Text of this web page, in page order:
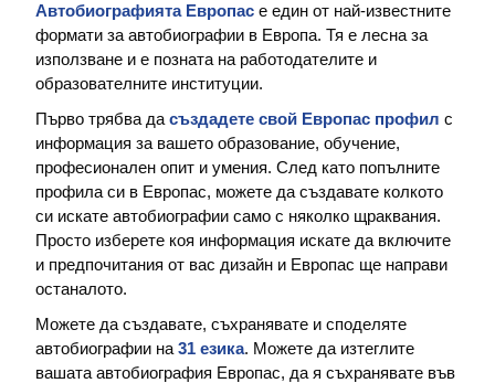
Автобиографията Европас е един от най-известните
формати за автобиографии в Европа. Тя е лесна за
използване и е позната на работодателите и
образователните институции.
Първо трябва да създадете свой Европас профил с
информация за вашето образование, обучение,
професионален опит и умения. След като попълните
профила си в Европас, можете да създавате колкото
си искате автобиографии само с няколко щраквания.
Просто изберете коя информация искате да включите
и предпочитания от вас дизайн и Европас ще направи
останалото.
Можете да създавате, съхранявате и споделяте
автобиографии на 31 езика. Можете да изтеглите
вашата автобиография Европас, да я съхранявате във